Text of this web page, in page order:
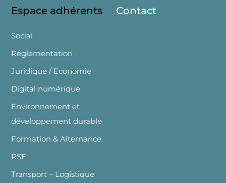
Espace adhérents
Social
Réglementation
Juridique / Economie
Digital numérique
Environnement et
développement durable
Formation & Alternance
RSE
Transport – Logistique
Contact